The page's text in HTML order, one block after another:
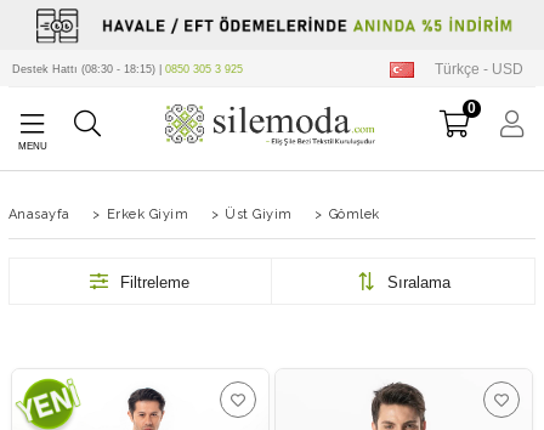
Destek Hattı (08:30 - 18:15) | 0850 305 3 925 Türkçe - USD
0
Anasayfa > Erkek Giyim > Üst Giyim > Gömlek
Filtreleme Sıralama